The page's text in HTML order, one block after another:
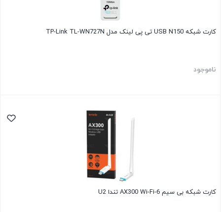
کارت شبکه USB N150 تی پی لینک مدل TP-Link TL-WN727N
ناموجود
کارت شبکه بی سیم AX300 Wi-Fi-6 تندا U2